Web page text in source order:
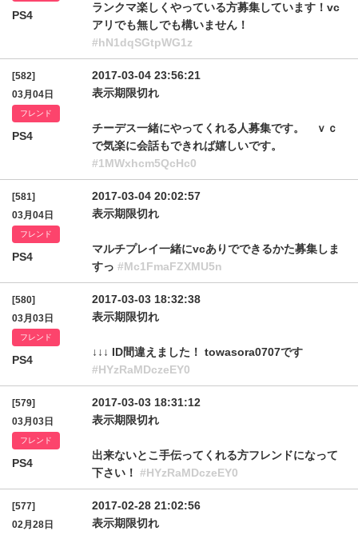
PS4
ランクマ楽しくやっている方募集しています！vc
アリでも無しでも構いません！
#hN1dqSGtpWG1z
[582]
03月04日
フレンド
PS4
2017-03-04 23:56:21
表示期限切れ
チーデス一緒にやってくれる人募集です。 ｖｃ
で気楽に会話もできれば嬉しいです。
#1MWxhcm5QcHc0
[581]
03月04日
フレンド
PS4
2017-03-04 20:02:57
表示期限切れ
マルチプレイ一緒にvcありでできるかた募集しま
すっ #Mc1FmaFZXMU5n
[580]
03月03日
フレンド
PS4
2017-03-03 18:32:38
表示期限切れ
↓↓↓ ID間違えました！ towasora0707です
#HYzRaMDczeEY0
[579]
03月03日
フレンド
PS4
2017-03-03 18:31:12
表示期限切れ
出来ないとこ手伝ってくれる方フレンドになって
下さい！ #HYzRaMDczeEY0
[577]
02月28日
2017-02-28 21:02:56
表示期限切れ